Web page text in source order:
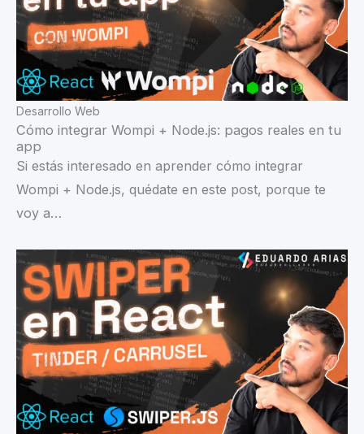
Desarrollo Web
Cómo integrar Wompi + Node.js: pagos reales en tu
app
Si estás interesado en aprender cómo integrar
Wompi + Node.js, quédate en este post, porque te
voy a…